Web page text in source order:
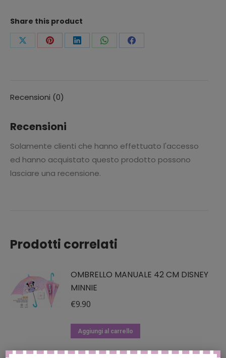
Share this product
CondividiCondividiCondividiCondividiCondividi
Recensioni (0)
Recensioni
Solamente clienti che hanno effettuato l'accesso
ed hanno acquistato questo prodotto possono
lasciare una recensione.
Prodotti correlati
OMBRELLO MANUALE 42 CM DISNEY
MINNIE
€9.90
Aggiungi al carrello